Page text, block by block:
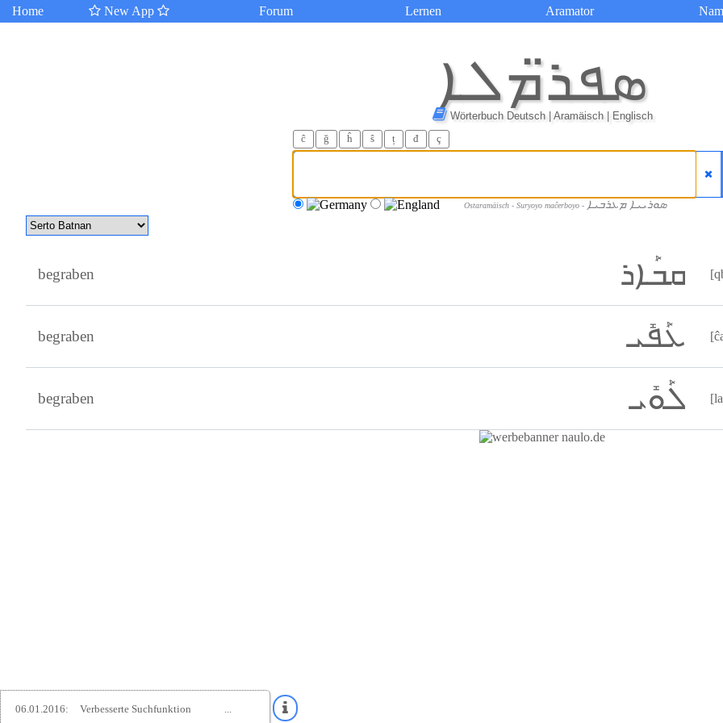
Home New App Forum Lernen Aramator
ܣܦܪ̈ܡܠܐ
Wörterbuch Deutsch | Aramäisch | Englisch
ĉ ğ ĥ ŝ ț đ ç
Ostaramäisch - Suryoyo maĉerboyo - ܣܘܪܝܝܐ ܡܥܪܒܝܐ
begraben ܩܒܰܐܪ
begraben ܥܰܦܺܝ
begraben ܠܰܘܺܝ
06.01.2016: Verbesserte Suchfunktion ...